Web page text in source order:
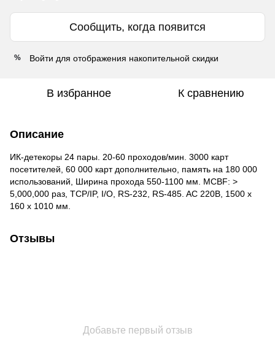
Сообщить, когда появится
% Войти для отображения накопительной скидки
В избранное К сравнению
Описание
ИК-детекоры 24 пары. 20-60 проходов/мин. 3000 карт
посетителей, 60 000 карт дополнительно, память на 180 000
использований, Ширина прохода 550-1100 мм. MCBF: >
5,000,000 раз, TCP/IP, I/O, RS-232, RS-485. AC 220В, 1500 х
160 х 1010 мм.
Отзывы
Добавьте первый отзыв